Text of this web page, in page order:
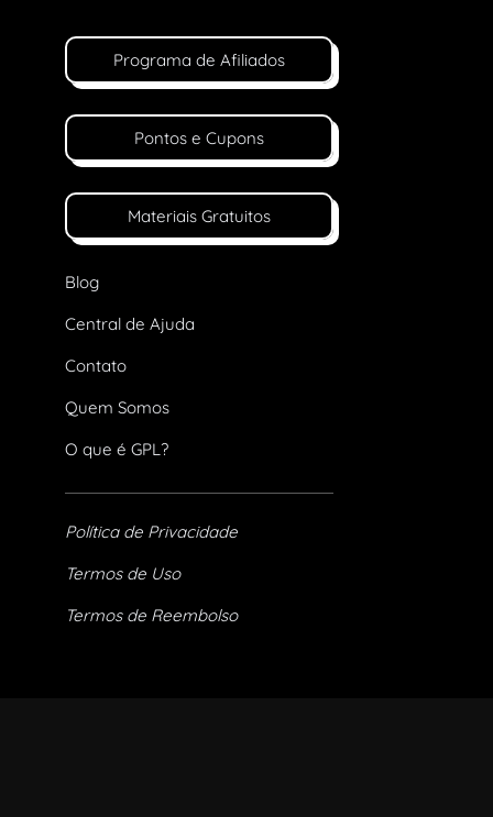
Programa de Afiliados
Pontos e Cupons
Materiais Gratuitos
Blog
Central de Ajuda
Contato
Quem Somos
O que é GPL?
Política de Privacidade
Termos de Uso
Termos de Reembolso